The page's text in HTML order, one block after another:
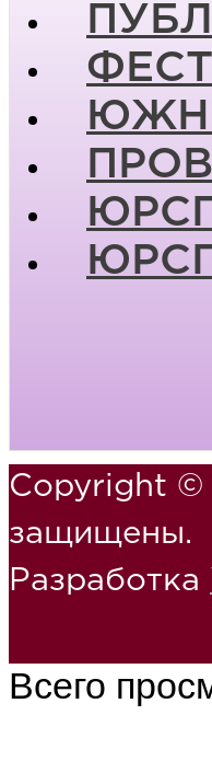
Copyright ©
защищены.
Разработка
Всего